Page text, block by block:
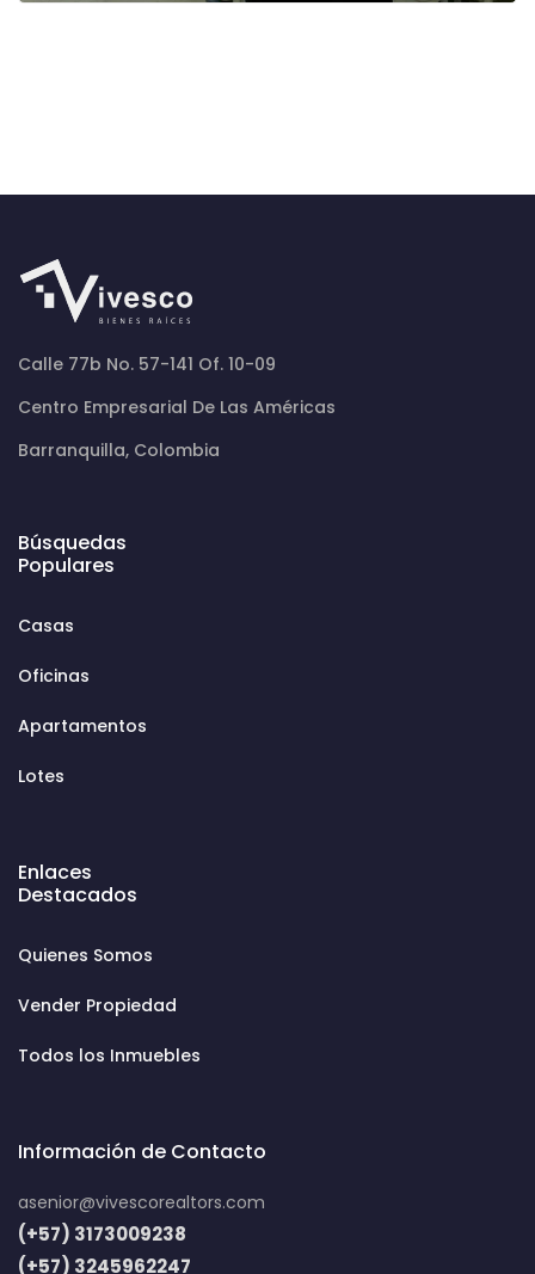
Calle 77b No. 57-141 Of. 10-09
Centro Empresarial De Las Américas
Barranquilla, Colombia
Búsquedas
Populares
Casas
Oficinas
Apartamentos
Lotes
Enlaces
Destacados
Quienes Somos
Vender Propiedad
Todos los Inmuebles
Información de Contacto
asenior@vivescorealtors.com
(+57) 3173009238
(+57) 3245962247